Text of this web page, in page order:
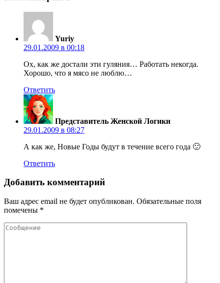
Yuriy
29.01.2009 в 00:18
Ох, как же достали эти гуляния… Работать некогда.
Хорошо, что я мясо не люблю…
Ответить
Представитель Женской Логики
29.01.2009 в 08:27
А как же, Новые Годы будут в течение всего года 🙂
Ответить
Добавить комментарий
Ваш адрес email не будет опубликован. Обязательные поля
помечены *